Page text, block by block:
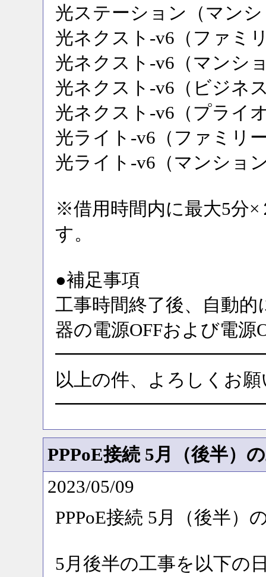
光ステーション（マン
光ネクスト-v6（ファミ
光ネクスト-v6（マンシ
光ネクスト-v6（ビジネ
光ネクスト-v6（プライ
光ライト-v6（ファミリ
光ライト-v6（マンショ
※借用時間内に最大5分
す。
●補足事項
工事時間終了後、自動
器の電源OFFおよび電
以上の件、よろしくお
PPPoE接続 5月（後半）
2023/05/09
PPPoE接続 5月（後半）
5月後半の工事を以下の